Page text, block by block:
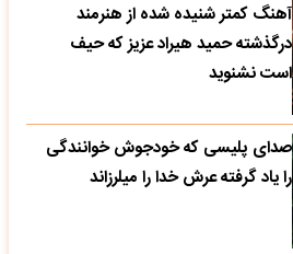
آهنگ کمتر شنیده شده از هنرمند
درگذشته حمید هیراد عزیز که حیف
است نشنوید
صدای پلیسی که خودجوش خوانندگی
را یاد گرفته عرش خدا را میلرزاند